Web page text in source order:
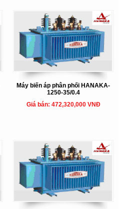
Máy biến áp phân phối HANAKA-
1250-35/0.4
Giá bán: 472,320,000 VNĐ